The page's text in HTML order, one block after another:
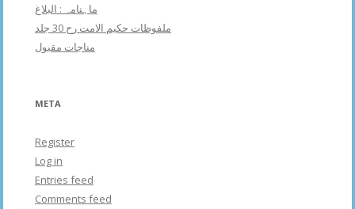
ماہنامہ : البلاغ
ملفوظات حکیم الامت رح 30 جلد
مناجات مقبول
META
Register
Log in
Entries feed
Comments feed